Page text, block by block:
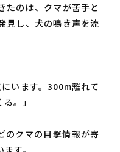
たのは、クマが苦手と
見し、犬の鳴き声を流
います。300m離れて
。」
のクマの目撃情報が寄
す。